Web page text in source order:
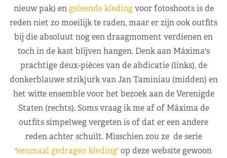
nieuw pak) en geleende kledingvoor fotoshoots is de
reden niet zo moeilijk te raden, maar er zijn ook outfits
bij die absoluut nog een draagmoment verdienen en
toch in de kast blijven hangen. Denk aan Máxima's
prachtige deux-pièces van de abdicatie (links), de
donkerblauwe strikjurk van Jan Taminiau (midden) en
het witte ensemble voor het bezoek aan de Verenigde
Staten (rechts). Soms vraag ik me af of Máxima de
outfits simpelweg vergeten is of dat er een andere
reden achter schuilt. Misschien zou ze de serie
'eenmaal gedragen kleding'op deze website gewoon